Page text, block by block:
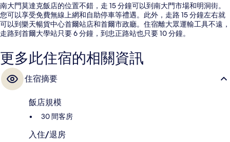
南大門莫達克飯店的位置不錯，走 15 分鐘可以到南大門市場和明洞街。
您可以享受免費無線上網和自助停車等禮遇。此外，走路 15 分鐘左右就
可以到樂天暢貨中心首爾站店和首爾市政廳。住宿離大眾運輸工具不遠，
走路到首爾大學站只要 6 分鐘，到忠正路站也只要 10 分鐘。
更多此住宿的相關資訊
住宿摘要
飯店規模
30 間客房
入住/退房